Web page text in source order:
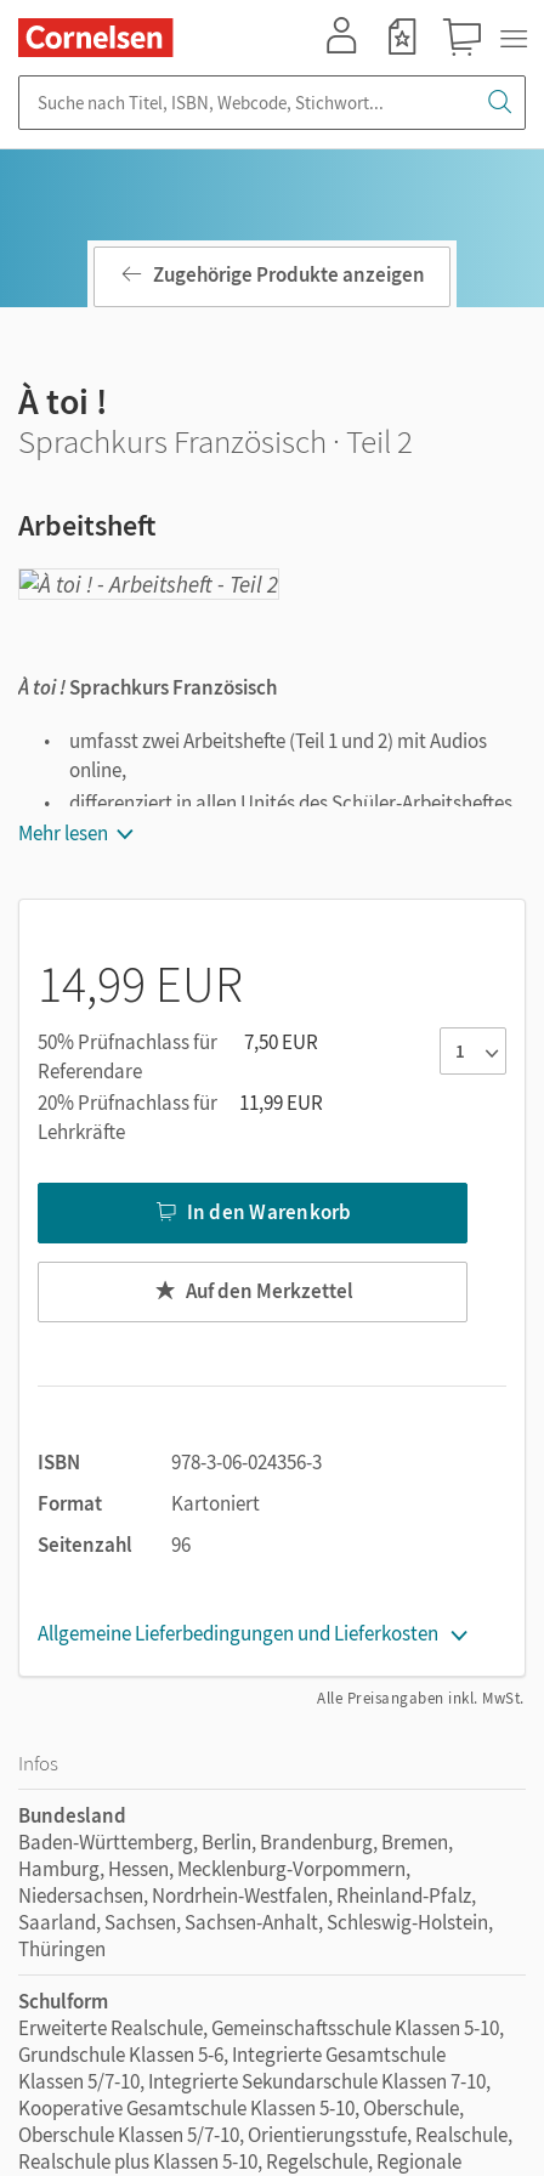
Zugehörige Produkte anzeigen
À toi !
Sprachkurs Französisch · Teil 2
Arbeitsheft
À toi !Sprachkurs Französisch
umfasst zwei Arbeitshefte (Teil 1 und 2) mit Audios
online,
differenziert in allen Unités des Schüler-Arbeitsheftes
mit Symbolen, die den Schwierigkeitsgrad
fördert die Sprechkompetenz von Anfang an, um
trainiert das Hör- und das Hörsehverstehen mit
Hörtracks in den Arbeitsheften für Schüler/-innen und
Lehrkräfte sowie zusätzlich mit Videos über Webcode
zum kostenlosen Download und auf DVD im
Arbeitsheft für Lehrkräfte,
begeistert mit Rap-Songs, Liedern, Reimen und
Mehr lesen
14,99 EUR
50% Prüfnachlass für
Referendare
7,50 EUR
20% Prüfnachlass für
Lehrkräfte
11,99 EUR
In den Warenkorb
Auf den Merkzettel
ISBN
978-3-06-024356-3
Format
Kartoniert
Seitenzahl
96
Allgemeine Lieferbedingungen und Lieferkosten
Alle Preisangaben inkl. MwSt.
Infos
Bundesland
Baden-Württemberg, Berlin, Brandenburg, Bremen,
Hamburg, Hessen, Mecklenburg-Vorpommern,
Niedersachsen, Nordrhein-Westfalen, Rheinland-Pfalz,
Saarland, Sachsen, Sachsen-Anhalt, Schleswig-Holstein,
Thüringen
Schulform
Erweiterte Realschule, Gemeinschaftsschule Klassen 5-10,
Grundschule Klassen 5-6, Integrierte Gesamtschule
Klassen 5/7-10, Integrierte Sekundarschule Klassen 7-10,
Kooperative Gesamtschule Klassen 5-10, Oberschule,
Oberschule Klassen 5/7-10, Orientierungsstufe, Realschule,
Realschule plus Klassen 5-10, Regelschule, Regionale